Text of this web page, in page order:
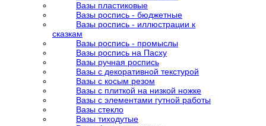
Вазы пластиковые
Вазы роспись - бюджетные
Вазы роспись - иллюстрации к
сказкам
Вазы роспись - промыслы
Вазы роспись на Пасху
Вазы ручная роспись
Вазы с декоративной текстурой
Вазы с косым резом
Вазы с плиткой на низкой ножке
Вазы с элементами гутной работы
Вазы стекло
Вазы тиходутые